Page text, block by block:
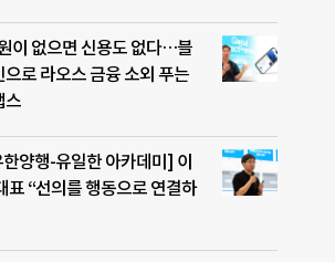
이 없으면 신용도 없다…블
으로 라오스 금융 소외 푸는
스
양행-유일한 아카데미] 이
표 “선의를 행동으로 연결하